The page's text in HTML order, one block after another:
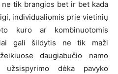
tik brangios bet ir bet kada
individualiomis prie vietinių
kuro ar kombinuotomis
gali šildytis ne tik maži
daugiabučio namo
užsispyrimo dėka pavyko